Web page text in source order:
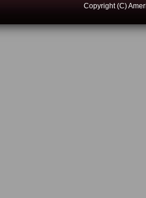
Copyright (C)